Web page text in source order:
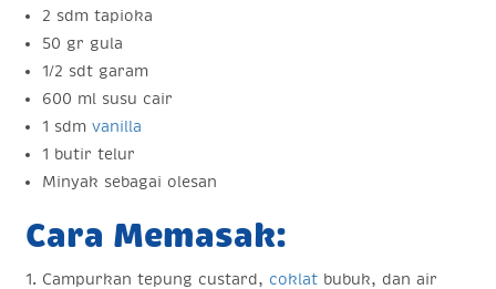
2 sdm tapioka
50 gr gula
1/2 sdt garam
600 ml susu cair
1 sdm vanilla
1 butir telur
Minyak sebagai olesan
Cara Memasak:
Campurkan tepung custard, coklat bubuk, dan air